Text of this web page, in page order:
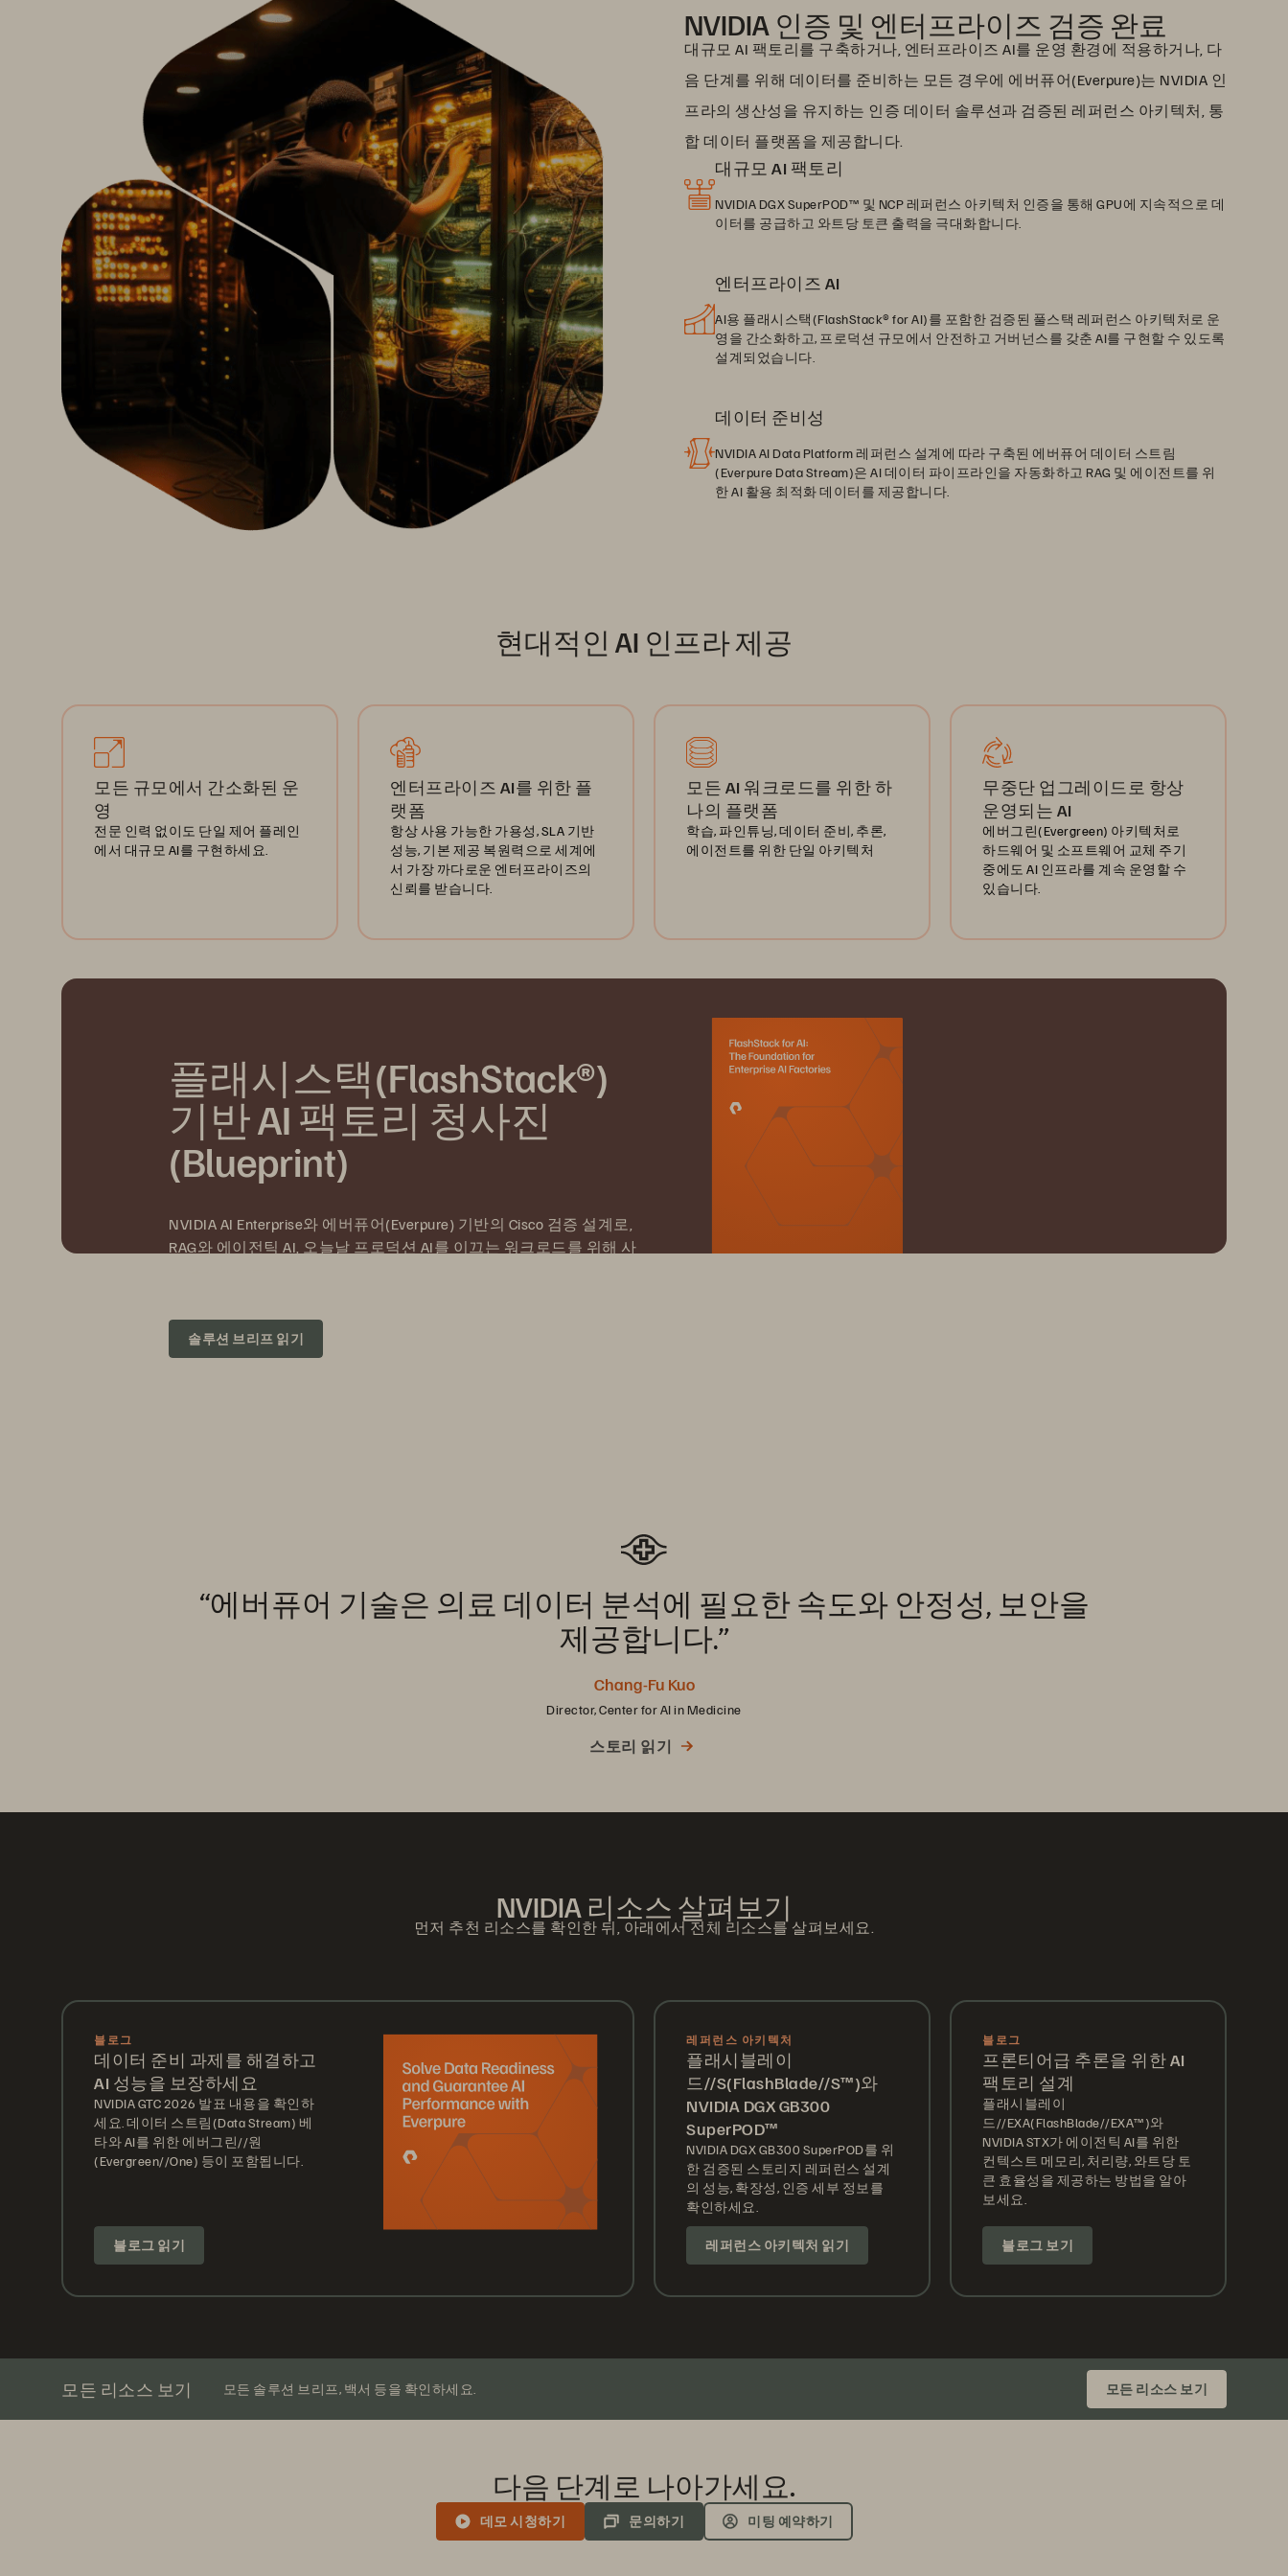
NVIDIA 인증 및 엔터프라이즈 검증 완료
대규모 AI 팩토리를 구축하거나, 엔터프라이즈 AI를 운영 환경에 적용하거나, 다
음 단계를 위해 데이터를 준비하는 모든 경우에 에버퓨어(Everpure)는 NVIDIA 인
프라의 생산성을 유지하는 인증 데이터 솔루션과 검증된 레퍼런스 아키텍처, 통
합 데이터 플랫폼을 제공합니다.
대규모 AI 팩토리
NVIDIA DGX SuperPOD™ 및 NCP 레퍼런스 아키텍처 인증을 통해 GPU에 지속적으로 데
이터를 공급하고 와트당 토큰 출력을 극대화합니다.
엔터프라이즈 AI
AI용 플래시스택(FlashStack® for AI)를 포함한 검증된 풀스택 레퍼런스 아키텍처로 운
영을 간소화하고, 프로덕션 규모에서 안전하고 거버넌스를 갖춘 AI를 구현할 수 있도록
설계되었습니다.
데이터 준비성
NVIDIA AI Data Platform 레퍼런스 설계에 따라 구축된 에버퓨어 데이터 스트림
(Everpure Data Stream)은 AI 데이터 파이프라인을 자동화하고 RAG 및 에이전트를 위
한 AI 활용 최적화 데이터를 제공합니다.
현대적인 AI 인프라 제공
모든 규모에서 간소화된 운
영
전문 인력 없이도 단일 제어 플레인
에서 대규모 AI를 구현하세요.
엔터프라이즈 AI를 위한 플
랫폼
항상 사용 가능한 가용성, SLA 기반
성능, 기본 제공 복원력으로 세계에
서 가장 까다로운 엔터프라이즈의
신뢰를 받습니다.
모든 AI 워크로드를 위한 하
나의 플랫폼
학습, 파인튜닝, 데이터 준비, 추론,
에이전트를 위한 단일 아키텍처
무중단 업그레이드로 항상
운영되는 AI
에버그린(Evergreen) 아키텍처로
하드웨어 및 소프트웨어 교체 주기
중에도 AI 인프라를 계속 운영할 수
있습니다.
플래시스택(FlashStack®)
기반 AI 팩토리 청사진
(Blueprint)
NVIDIA AI Enterprise와 에버퓨어(Everpure) 기반의 Cisco 검증 설계로,
RAG와 에이전틱 AI, 오늘날 프로덕션 AI를 이끄는 워크로드를 위해 사
솔루션 브리프 읽기
“에버퓨어 기술은 의료 데이터 분석에 필요한 속도와 안정성, 보안을
제공합니다.”
Chang-Fu Kuo
Director, Center for AI in Medicine
스토리 읽기
NVIDIA 리소스 살펴보기
먼저 추천 리소스를 확인한 뒤, 아래에서 전체 리소스를 살펴보세요.
블로그
데이터 준비 과제를 해결하고
AI 성능을 보장하세요
NVIDIA GTC 2026 발표 내용을 확인하
세요. 데이터 스트림(Data Stream) 베
타와 AI를 위한 에버그린//원
(Evergreen//One) 등이 포함됩니다.
블로그 읽기
레퍼런스 아키텍처
플래시블레이
드//S(FlashBlade//S™)와
NVIDIA DGX GB300
SuperPOD™
NVIDIA DGX GB300 SuperPOD를 위
한 검증된 스토리지 레퍼런스 설계
의 성능, 확장성, 인증 세부 정보를
확인하세요.
레퍼런스 아키텍처 읽기
블로그
프론티어급 추론을 위한 AI
팩토리 설계
플래시블레이
드//EXA(FlashBlade//EXA™)와
NVIDIA STX가 에이전틱 AI를 위한
컨텍스트 메모리, 처리량, 와트당 토
큰 효율성을 제공하는 방법을 알아
보세요.
블로그 보기
모든 리소스 보기 모든 솔루션 브리프, 백서 등을 확인하세요. 모든 리소스 보기
다음 단계로 나아가세요.
데모 시청하기 문의하기 미팅 예약하기